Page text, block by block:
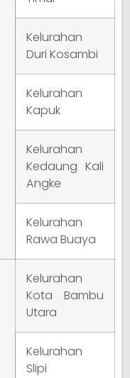
Kelurahan
Duri Kosambi
Kelurahan
Kapuk
Kelurahan
Kedaung Kali
Angke
Kelurahan
Rawa Buaya
Kelurahan
Kota Bambu
Utara
Kelurahan
Slipi